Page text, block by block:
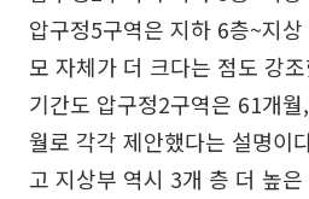
압구정5구역은 지하 6층~지
모 자체가 더 크다는 점도 강
기간도 압구정2구역은 61개
월로 각각 제안했다는 설명이
고 지상부 역시 3개 층 더 높